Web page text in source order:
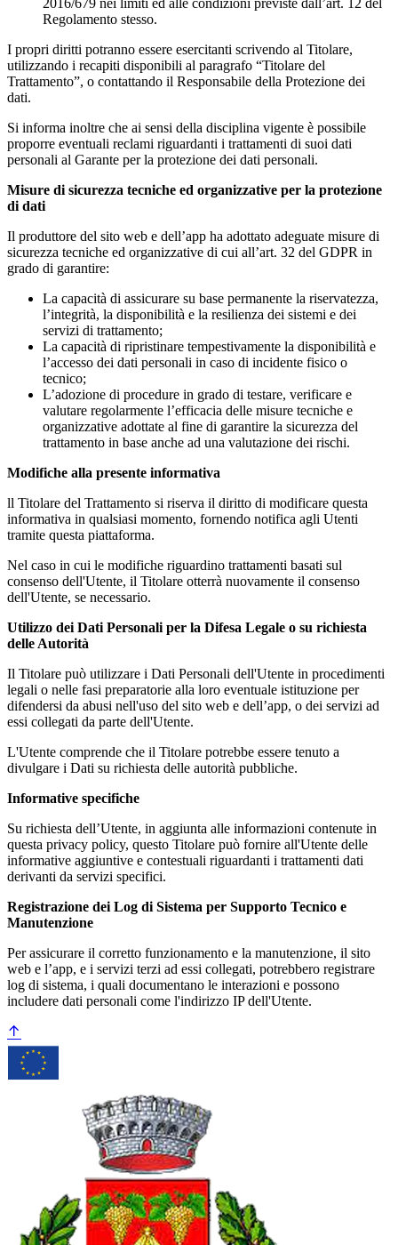
Regolamento stesso.
I propri diritti potranno essere esercitanti scrivendo al Titolare,
utilizzando i recapiti disponibili al paragrafo “Titolare del
Trattamento”, o contattando il Responsabile della Protezione dei
dati.
Si informa inoltre che ai sensi della disciplina vigente è possibile
proporre eventuali reclami riguardanti i trattamenti di suoi dati
personali al Garante per la protezione dei dati personali.
Misure di sicurezza tecniche ed organizzative per la protezione
di dati
Il produttore del sito web e dell’app ha adottato adeguate misure di
sicurezza tecniche ed organizzative di cui all’art. 32 del GDPR in
grado di garantire:
La capacità di assicurare su base permanente la riservatezza,
l’integrità, la disponibilità e la resilienza dei sistemi e dei
servizi di trattamento;
La capacità di ripristinare tempestivamente la disponibilità e
l’accesso dei dati personali in caso di incidente fisico o
tecnico;
L’adozione di procedure in grado di testare, verificare e
valutare regolarmente l’efficacia delle misure tecniche e
organizzative adottate al fine di garantire la sicurezza del
trattamento in base anche ad una valutazione dei rischi.
Modifiche alla presente informativa
ll Titolare del Trattamento si riserva il diritto di modificare questa
informativa in qualsiasi momento, fornendo notifica agli Utenti
tramite questa piattaforma.
Nel caso in cui le modifiche riguardino trattamenti basati sul
consenso dell'Utente, il Titolare otterrà nuovamente il consenso
dell'Utente, se necessario.
Utilizzo dei Dati Personali per la Difesa Legale o su richiesta
delle Autorità
Il Titolare può utilizzare i Dati Personali dell'Utente in procedimenti
legali o nelle fasi preparatorie alla loro eventuale istituzione per
difendersi da abusi nell'uso del sito web e dell’app, o dei servizi ad
essi collegati da parte dell'Utente.
L'Utente comprende che il Titolare potrebbe essere tenuto a
divulgare i Dati su richiesta delle autorità pubbliche.
Informative specifiche
Su richiesta dell’Utente, in aggiunta alle informazioni contenute in
questa privacy policy, questo Titolare può fornire all'Utente delle
informative aggiuntive e contestuali riguardanti i trattamenti dati
derivanti da servizi specifici.
Registrazione dei Log di Sistema per Supporto Tecnico e
Manutenzione
Per assicurare il corretto funzionamento e la manutenzione, il sito
web e l’app, e i servizi terzi ad essi collegati, potrebbero registrare
log di sistema, i quali documentano le interazioni e possono
includere dati personali come l'indirizzo IP dell'Utente.